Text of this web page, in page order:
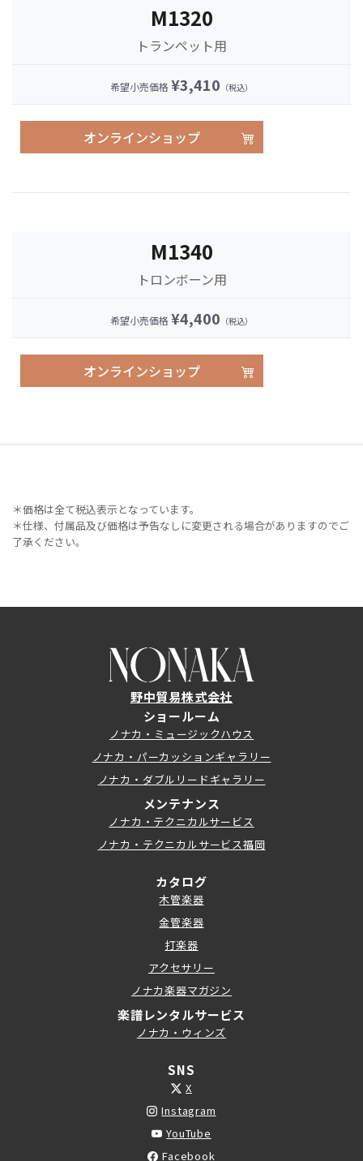
M1320
トランペット用
希望小売価格 ¥3,410 （税込）
オンラインショップ
M1340
トロンボーン用
希望小売価格 ¥4,400 （税込）
オンラインショップ
＊価格は全て税込表示となっています。
＊仕様、付属品及び価格は予告なしに変更される場合がありますのでご
了承ください。
野中貿易株式会社
ショールーム
ノナカ・ミュージックハウス
ノナカ・パーカッションギャラリー
ノナカ・ダブルリードギャラリー
メンテナンス
ノナカ・テクニカルサービス
ノナカ・テクニカルサービス福岡
カタログ
木管楽器
金管楽器
打楽器
アクセサリー
ノナカ楽器マガジン
楽譜レンタルサービス
ノナカ・ウィンズ
SNS
X
Instagram
YouTube
Facebook